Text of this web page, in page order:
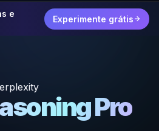
e
Experimente grátis
Pro